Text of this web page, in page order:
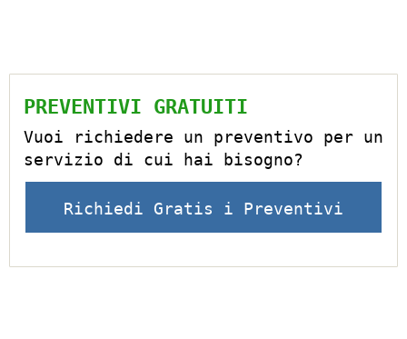
PREVENTIVI GRATUITI
Vuoi richiedere un preventivo per un
servizio di cui hai bisogno?
Richiedi Gratis i Preventivi